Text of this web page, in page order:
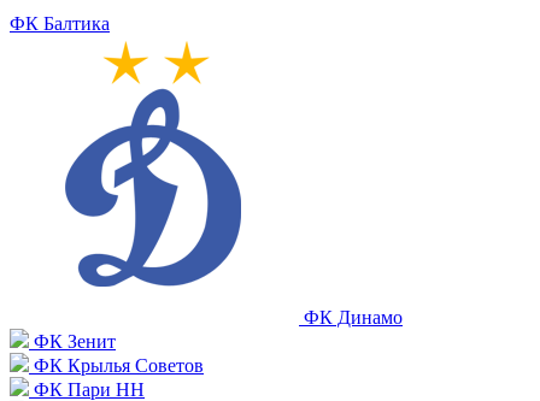
ФК Балтика
ФК Динамо
ФК Зенит
ФК Крылья Советов
ФК Пари НН